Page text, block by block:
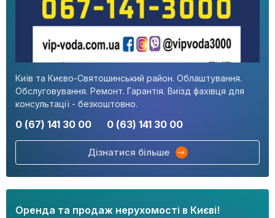
Київ та Києво-Святошинський район. Облаштування.
Обслуговування. Ремонт. Гарантія. Виїзд фахівця для
консультації - безкоштовно.
0 (67) 141 30 00 0 (63) 141 30 00
Дізнатися більше
Оренда та продаж нерухомості в Києві!